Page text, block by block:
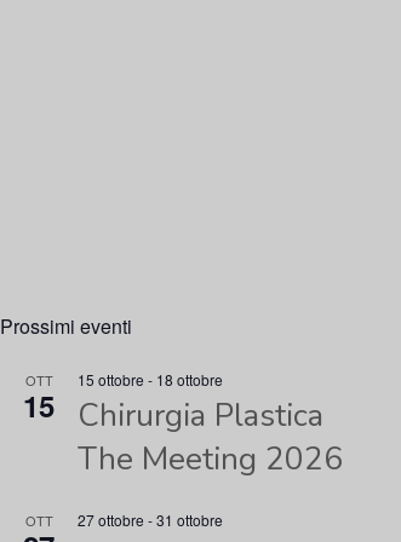
Prossimi eventi
OTT
15
15 ottobre - 18 ottobre
Chirurgia Plastica
The Meeting 2026
OTT 27 ottobre -31 ottobre